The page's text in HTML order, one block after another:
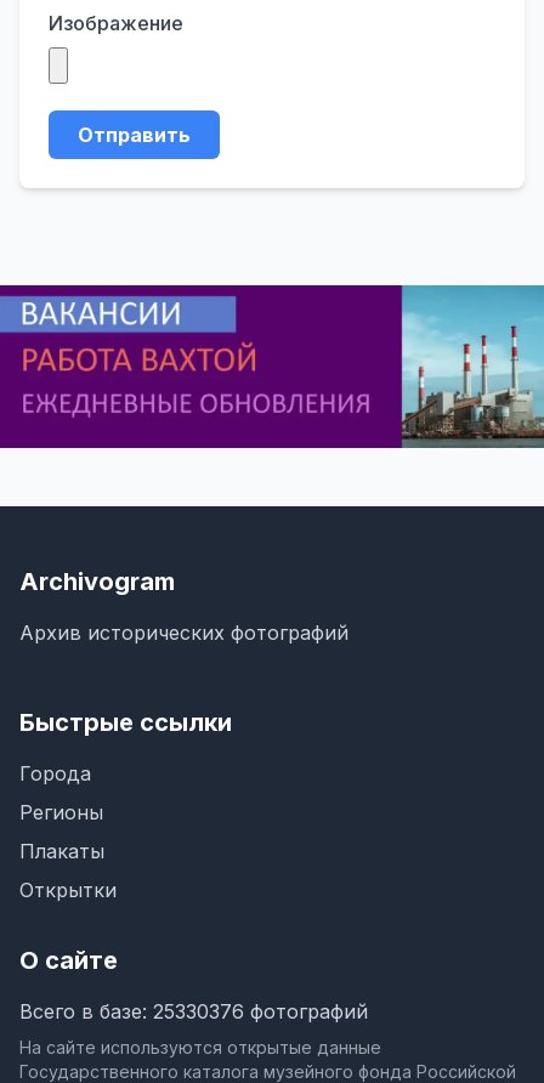
Изображение
Отправить
Archivogram
Архив исторических фотографий
Быстрые ссылки
Города
Регионы
Плакаты
Открытки
О сайте
Всего в базе: 25330376 фотографий
На сайте используются открытые данные
Государственного каталога музейного фонда Российской